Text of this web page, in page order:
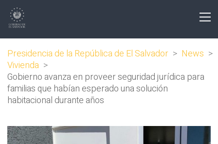
Presidencia de la República de El Salvador > News >
Vivienda >
Gobierno avanza en proveer seguridad jurídica para
familias que habían esperado una solución
habitacional durante años